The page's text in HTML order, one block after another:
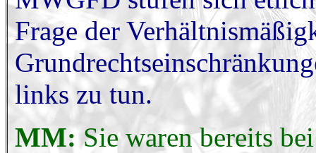
Frage der
links zu tun.
MM:Sie waren bereits